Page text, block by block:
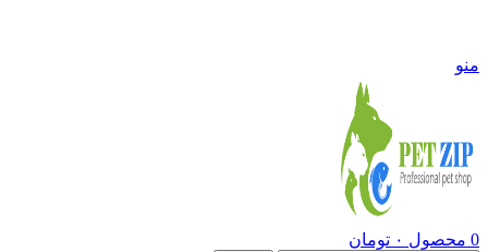
منو
0 محصول ۰ تومان